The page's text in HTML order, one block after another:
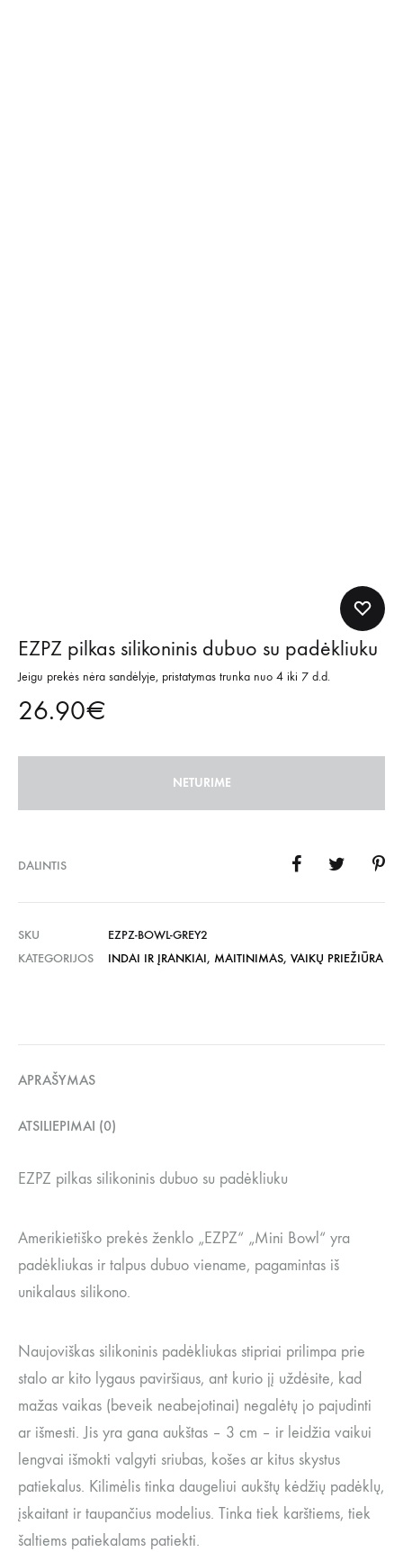
EZPZ pilkas silikoninis dubuo su padėkliuku
Jeigu prekės nėra sandėlyje, pristatymas trunka nuo 4 iki 7 d.d.
26.90€
NETURIME
DALINTIS
SKU
EZPZ-BOWL-GREY2
KATEGORIJOS
INDAI IR ĮRANKIAI, MAITINIMAS, VAIKŲ PRIEŽIŪRA
APRAŠYMAS
ATSILIEPIMAI (0)
EZPZ pilkas silikoninis dubuo su padėkliuku
Amerikietiško prekės ženklo „EZPZ“ „Mini Bowl“ yra
padėkliukas ir talpus dubuo viename, pagamintas iš
unikalaus silikono.
Naujoviškas silikoninis padėkliukas stipriai prilimpa prie
stalo ar kito lygaus paviršiaus, ant kurio jį uždėsite, kad
mažas vaikas (beveik neabejotinai) negalėtų jo pajudinti
ar išmesti. Jis yra gana aukštas – 3 cm – ir leidžia vaikui
lengvai išmokti valgyti sriubas, košes ar kitus skystus
patiekalus. Kilimėlis tinka daugeliui aukštų kėdžių padėklų,
įskaitant ir taupančius modelius. Tinka tiek karštiems, tiek
šaltiems patiekalams patiekti.